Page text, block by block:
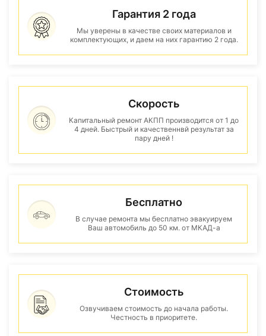
Гарантия 2 года
Мы уверены в качестве своих материалов и
комплектующих, и даем на них гарантию 2 года.
Скорость
Капитальный ремонт АКПП производится от 1 до
4 дней. Быстрый и качественнвй результат за
пару дней !
Бесплатно
В случае ремонта мы бесплатно эвакуируем
Ваш автомобиль до 50 км. от МКАД-а
Стоимость
Озвучиваем стоимость до начала работы.
Честность в приоритете.